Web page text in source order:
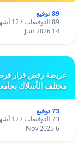
89 توقيع
89 التوقيعات / 12 أشهر
14 Jun 2026
عريضة رفض قرار
مختلف الأسلاك
73 توقيع
73 التوقيعات / 12 أشهر
6 Nov 2025